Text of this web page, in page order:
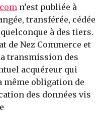
n’est publiée à
transférée, cédée
à des tiers.
de Nez Commerce et
transmission des
acquéreur qui
même obligation de
des données vis